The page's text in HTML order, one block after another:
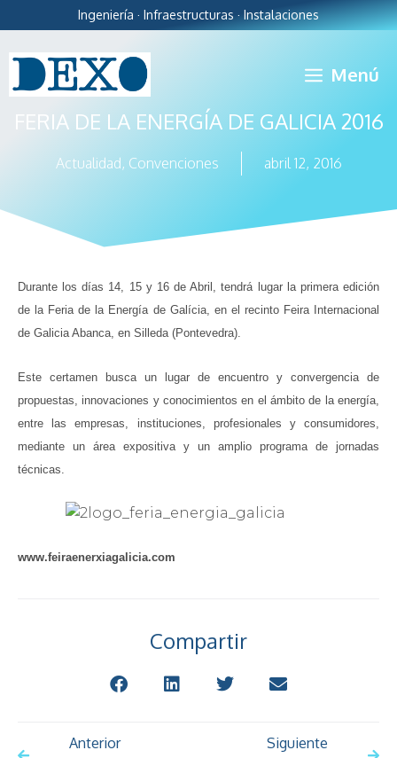
Ingeniería · Infraestructuras · Instalaciones
Menú
FERIA DE LA ENERGÍA DE GALICIA 2016
Actualidad, Convenciones abril 12, 2016
Durante los días 14, 15 y 16 de Abril, tendrá lugar la primera edición
de la Feria de la Energía de Galícia, en el recinto Feira Internacional
de Galicia Abanca, en Silleda (Pontevedra).
Este certamen busca un lugar de encuentro y convergencia de
propuestas, innovaciones y conocimientos en el ámbito de la energía,
entre las empresas, instituciones, profesionales y consumidores,
mediante un área expositiva y un amplio programa de jornadas
técnicas.
www.feiraenerxiagalicia.com
Compartir
Anterior Siguiente